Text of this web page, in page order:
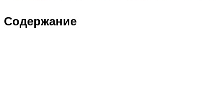
Содержание